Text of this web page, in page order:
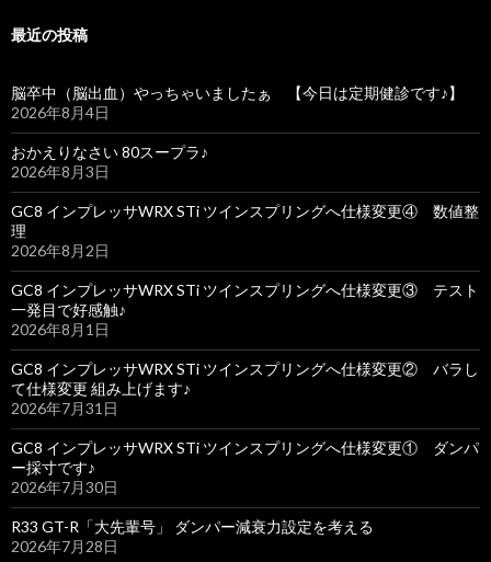
最近の投稿
脳卒中（脳出血）やっちゃいましたぁ 【今日は定期健診です♪】
2026年8月4日
おかえりなさい 80スープラ♪
2026年8月3日
GC8 インプレッサWRX STi ツインスプリングへ仕様変更④ 数値整
理
2026年8月2日
GC8 インプレッサWRX STi ツインスプリングへ仕様変更③ テスト
一発目で好感触♪
2026年8月1日
GC8 インプレッサWRX STi ツインスプリングへ仕様変更② バラし
て仕様変更 組み上げます♪
2026年7月31日
GC8 インプレッサWRX STi ツインスプリングへ仕様変更① ダンパ
ー採寸です♪
2026年7月30日
R33 GT-R「大先輩号」 ダンパー減衰力設定を考える
2026年7月28日